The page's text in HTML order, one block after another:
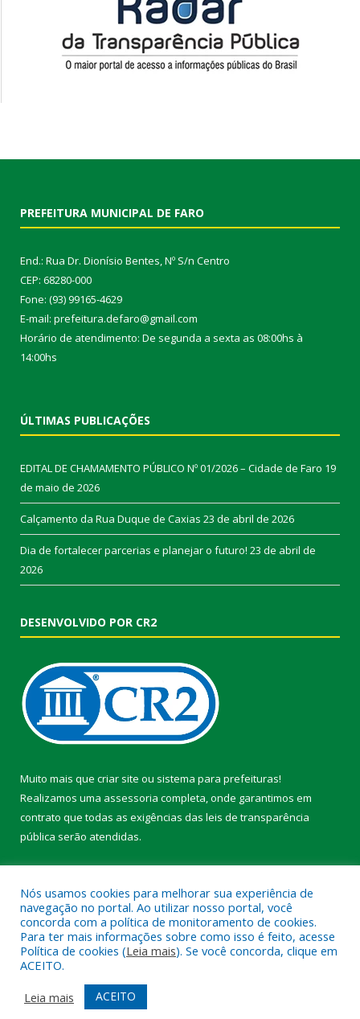
PREFEITURA MUNICIPAL DE FARO
End.: Rua Dr. Dionísio Bentes, Nº S/n Centro
CEP: 68280-000
Fone: (93) 99165-4629
E-mail: prefeitura.defaro@gmail.com
Horário de atendimento: De segunda a sexta as 08:00hs à
14:00hs
ÚLTIMAS PUBLICAÇÕES
EDITAL DE CHAMAMENTO PÚBLICO Nº 01/2026 – Cidade de Faro 19
de maio de 2026
Calçamento da Rua Duque de Caxias 23 de abril de 2026
Dia de fortalecer parcerias e planejar o futuro! 23 de abril de
2026
DESENVOLVIDO POR CR2
Muito mais que criar site ou sistema para prefeituras!
Realizamos uma assessoria completa, onde garantimos em
contrato que todas as exigências das leis de transparência
pública serão atendidas.
Todos os direitos reservados a Prefeitura Municipal de Faro.
Mapa do Site
Acessar Área Administrativa
Acessar Webmail
Nós usamos cookies para melhorar sua experiência de
navegação no portal. Ao utilizar nosso portal, você
concorda com a política de monitoramento de cookies.
Para ter mais informações sobre como isso é feito, acesse
Política de cookies (Leia mais). Se você concorda, clique em
ACEITO.
Leia mais
ACEITO